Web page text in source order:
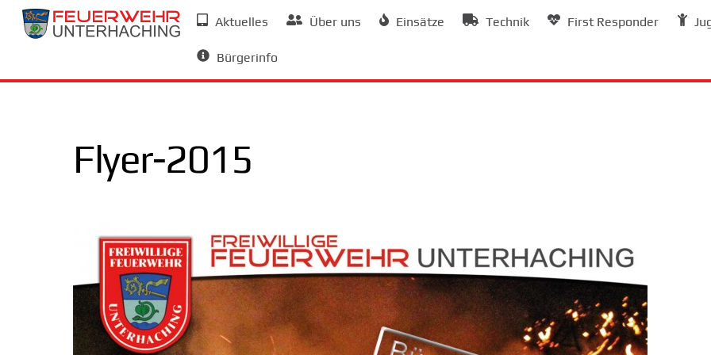
Skip
Aktuelles Über uns Einsätze Technik First Responder
Bürgerinfo
Flyer-2015